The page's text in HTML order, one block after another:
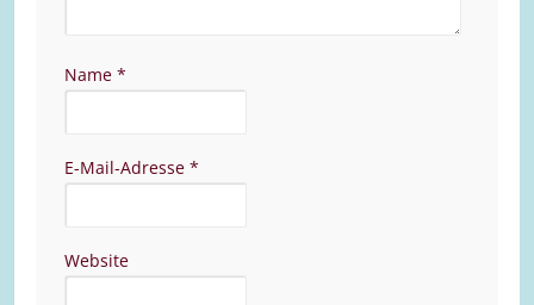
Name *
E-Mail-Adresse *
Website